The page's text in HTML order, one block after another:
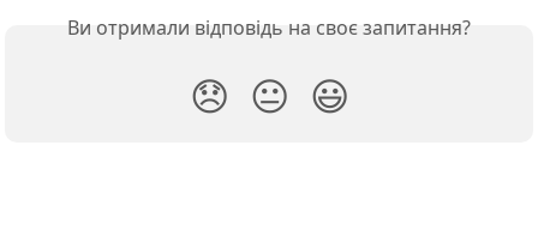
Ви отримали відповідь на своє запитання?
😞 😐 😃